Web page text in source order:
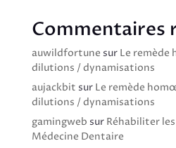
Commentaires
auwildfortune sur Le
dilutions / dynamisations
aujackbit sur Le remède
dilutions / dynamisations
gamingweb sur Réhabiliter
Médecine Dentaire